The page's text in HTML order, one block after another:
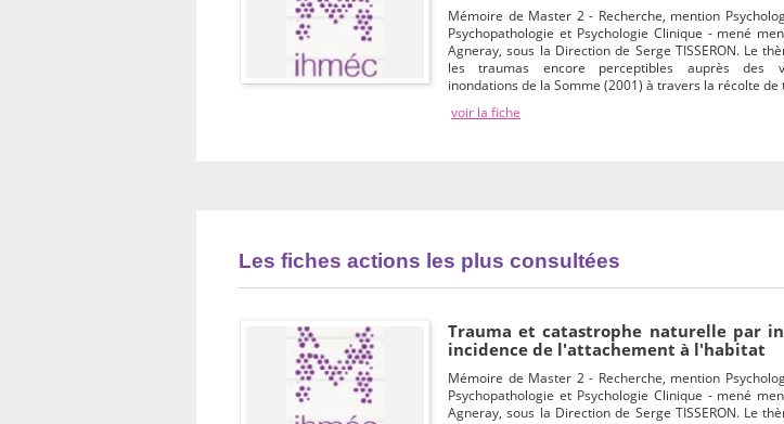
Mémoire de Master 2 - Recherche, mention
Psychopathologie et Psychologie Clinique - mené
Agneray, sous la Direction de Serge TISSERON. Le
les traumas encore perceptibles auprès des
inondations de la Somme (2001) à travers la récolte de
voir la fiche
Les fiches actions les plus consultées
Trauma et catastrophe naturelle par
incidence de l'attachement à l'habitat
Mémoire de Master 2 - Recherche, mention
Psychopathologie et Psychologie Clinique - mené
Agneray, sous la Direction de Serge TISSERON. Le